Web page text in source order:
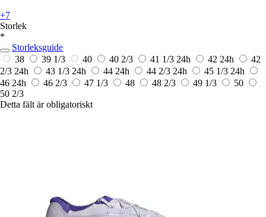
+7
Storlek
*
Storleksguide
38
39 1/3 40 40 2/3 41 1/3 24h 42 24h
42
2/3 24h 43 1/3 24h 44 24h 44 2/3 24h 45 1/3 24h
46 24h 46 2/3 47 1/3 48 48 2/3 49 1/3
50
50 2/3
Detta fält är obligatoriskt